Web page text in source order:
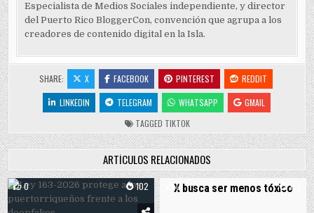
Especialista de Medios Sociales independiente, y director
del Puerto Rico BloggerCon, convención que agrupa a los
creadores de contenido digital en la Isla.
SHARE: X FACEBOOK PINTEREST
REDDIT
LINKEDIN
TELEGRAM WHATSAPP
GMAIL
TAGGED TIKTOK
ARTÍCULOS RELACIONADOS
0 102 0 168
X busca ser menos tóxico